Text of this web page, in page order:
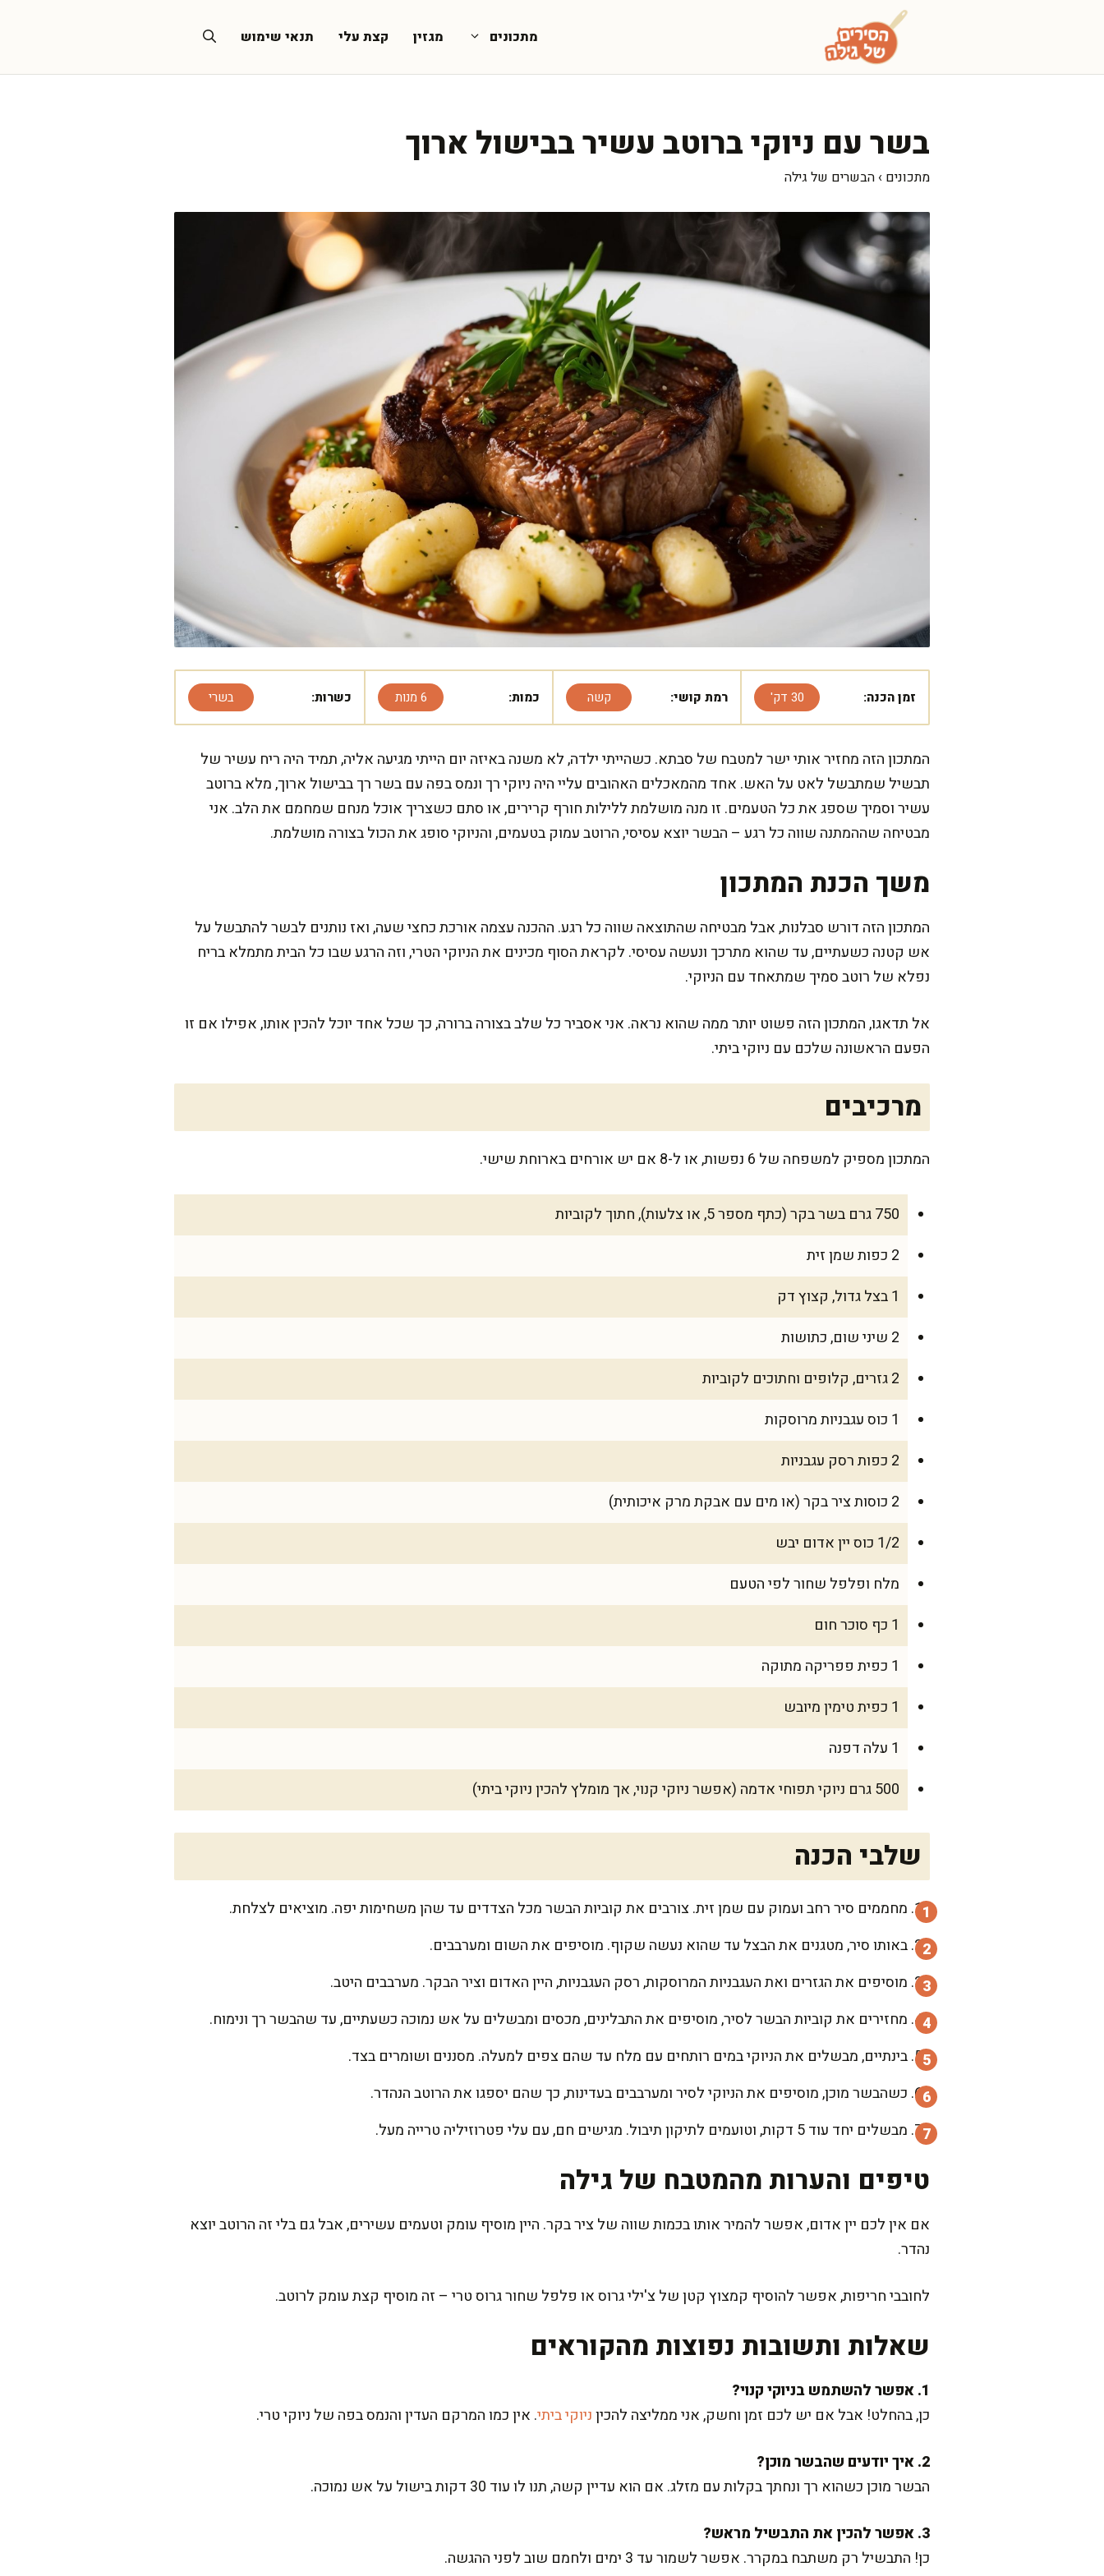
מתכונים מגזין קצת עלי תנאי שימוש
בשר עם ניוקי ברוטב עשיר בבישול ארוך
מתכונים › הבשרים של גילה
זמן הכנה: 30 דק' רמת קושי: קשה כמות: 6 מנות כשרות: בשרי
המתכון הזה מחזיר אותי ישר למטבח של סבתא. כשהייתי ילדה, לא משנה באיזה יום הייתי מגיעה אליה, תמיד היה ריח עשיר של
תבשיל שמתבשל לאט על האש. אחד מהמאכלים האהובים עליי היה ניוקי רך ונמס בפה עם בשר רך בבישול ארוך, מלא ברוטב
עשיר וסמיך שספג את כל הטעמים. זו מנה מושלמת ללילות חורף קרירים, או סתם כשצריך אוכל מנחם שמחמם את הלב. אני
מבטיחה שההמתנה שווה כל רגע – הבשר יוצא עסיסי, הרוטב עמוק בטעמים, והניוקי סופג את הכול בצורה מושלמת.
משך הכנת המתכון
המתכון הזה דורש סבלנות, אבל מבטיחה שהתוצאה שווה כל רגע. ההכנה עצמה אורכת כחצי שעה, ואז נותנים לבשר להתבשל על
אש קטנה כשעתיים, עד שהוא מתרכך ונעשה עסיסי. לקראת הסוף מכינים את הניוקי הטרי, וזה הרגע שבו כל הבית מתמלא בריח
נפלא של רוטב סמיך שמתאחד עם הניוקי.
אל תדאגו, המתכון הזה פשוט יותר ממה שהוא נראה. אני אסביר כל שלב בצורה ברורה, כך שכל אחד יוכל להכין אותו, אפילו אם זו
הפעם הראשונה שלכם עם ניוקי ביתי.
מרכיבים
המתכון מספיק למשפחה של 6 נפשות, או ל-8 אם יש אורחים בארוחת שישי.
750 גרם בשר בקר (כתף מספר 5, או צלעות), חתוך לקוביות
2 כפות שמן זית
1 בצל גדול, קצוץ דק
2 שיני שום, כתושות
2 גזרים, קלופים וחתוכים לקוביות
1 כוס עגבניות מרוסקות
2 כפות רסק עגבניות
2 כוסות ציר בקר (או מים עם אבקת מרק איכותית)
1/2 כוס יין אדום יבש
מלח ופלפל שחור לפי הטעם
1 כף סוכר חום
1 כפית פפריקה מתוקה
1 כפית טימין מיובש
1 עלה דפנה
500 גרם ניוקי תפוחי אדמה (אפשר ניוקי קנוי, אך מומלץ להכין ניוקי ביתי)
שלבי הכנה
מחממים סיר רחב ועמוק עם שמן זית. צורבים את קוביות הבשר מכל הצדדים עד שהן משחימות יפה. מוציאים לצלחת.
באותו סיר, מטגנים את הבצל עד שהוא נעשה שקוף. מוסיפים את השום ומערבבים.
מוסיפים את הגזרים ואת העגבניות המרוסקות, רסק העגבניות, היין האדום וציר הבקר. מערבבים היטב.
מחזירים את קוביות הבשר לסיר, מוסיפים את התבלינים, מכסים ומבשלים על אש נמוכה כשעתיים, עד שהבשר רך ונימוח.
בינתיים, מבשלים את הניוקי במים רותחים עם מלח עד שהם צפים למעלה. מסננים ושומרים בצד.
כשהבשר מוכן, מוסיפים את הניוקי לסיר ומערבבים בעדינות, כך שהם יספגו את הרוטב הנהדר.
מבשלים יחד עוד 5 דקות, וטועמים לתיקון תיבול. מגישים חם, עם עלי פטרוזיליה טרייה מעל.
טיפים והערות מהמטבח של גילה
אם אין לכם יין אדום, אפשר להמיר אותו בכמות שווה של ציר בקר. היין מוסיף עומק וטעמים עשירים, אבל גם בלי זה הרוטב יוצא
נהדר.
לחובבי חריפות, אפשר להוסיף קמצוץ קטן של צ'ילי גרוס או פלפל שחור גרוס טרי – זה מוסיף קצת עומק לרוטב.
שאלות ותשובות נפוצות מהקוראים
1. אפשר להשתמש בניוקי קנוי?
כן, בהחלט! אבל אם יש לכם זמן וחשק, אני ממליצה להכיןניוקי ביתי. אין כמו המרקם העדין והנמס בפה של ניוקי טרי.
2. איך יודעים שהבשר מוכן?
הבשר מוכן כשהוא רך ונחתך בקלות עם מזלג. אם הוא עדיין קשה, תנו לו עוד 30 דקות בישול על אש נמוכה.
3. אפשר להכין את התבשיל מראש?
כן! התבשיל רק משתבח במקרר. אפשר לשמור עד 3 ימים ולחמם שוב לפני ההגשה.